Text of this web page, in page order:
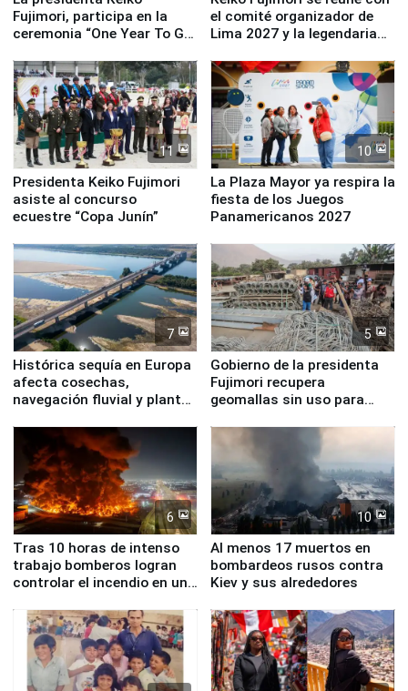
Fujimori, participa en la
ceremonia “One Year To Go
el comité organizador de
Lima 2027 y la legendaria
11
Presidenta Keiko Fujimori
asiste al concurso
ecuestre “Copa Junín”
10
La Plaza Mayor ya respira la
fiesta de los Juegos
Panamericanos 2027
7
Histórica sequía en Europa
afecta cosechas,
navegación fluvial y plantas
5
Gobierno de la presidenta
Fujimori recupera
geomallas sin uso para
Fenómeno El Niño
6
Tras 10 horas de intenso
trabajo bomberos logran
controlar el incendio en una
de Chile
10
Al menos 17 muertos en
bombardeos rusos contra
Kiev y sus alrededores